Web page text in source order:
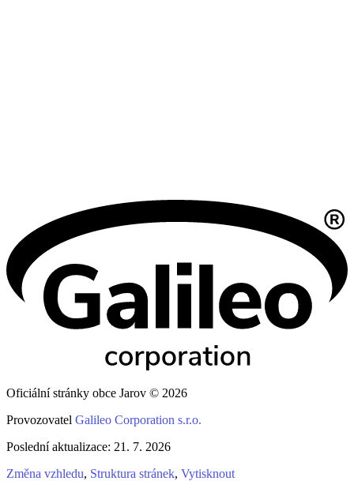
Oficiální stránky obce Jarov © 2026
Provozovatel Galileo Corporation s.r.o.
Poslední aktualizace: 21. 7. 2026
Změna vzhledu, Struktura stránek, Vytisknout